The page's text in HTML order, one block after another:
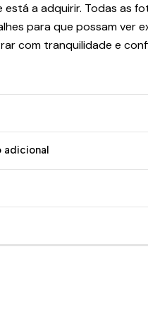
a adquirir. Todas as
para que possam ver
com tranquilidade e
adicional